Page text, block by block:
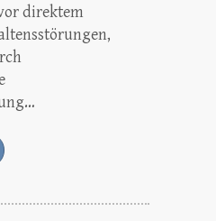
direktem